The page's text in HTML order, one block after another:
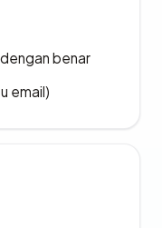
benar
email)